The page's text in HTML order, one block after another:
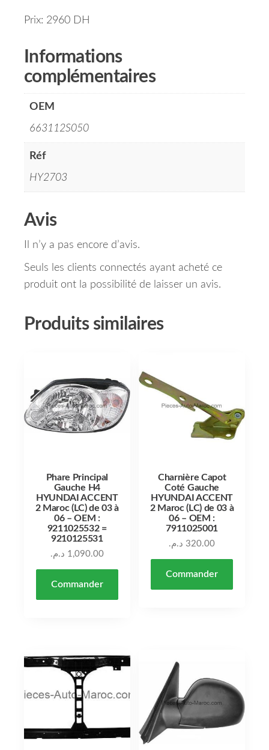
Prix: 2960 DH
Informations
complémentaires
OEM
663112S050
Réf
HY2703
Avis
Il n’y a pas encore d’avis.
Seuls les clients connectés ayant acheté ce
produit ont la possibilité de laisser un avis.
Produits similaires
Phare Principal
Gauche H4
HYUNDAI ACCENT
2 Maroc (LC) de 03 à
06 – OEM :
9211025532 =
9210125531
1,090.00 د.م.
Commander
Charnière Capot
Coté Gauche
HYUNDAI ACCENT
2 Maroc (LC) de 03 à
06 – OEM :
7911025001
320.00 د.م.
Commander